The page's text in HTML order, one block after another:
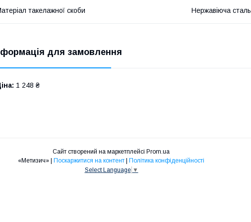
такелажної скоби Нержавіюча сталь
для замовлення
1 248 ₴
Сайт створений на маркетплейсі Prom.ua
Поскаржитися на контент
Політика конфіденційності
Select Language ▼